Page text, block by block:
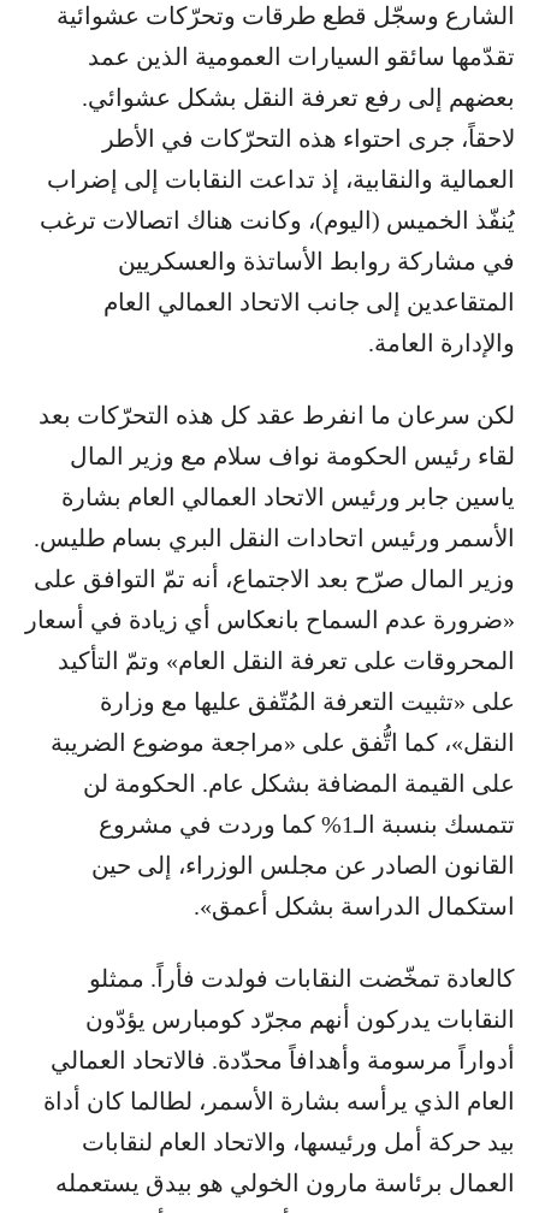
الشارع وسجّل قطع طرقات وتحرّكات عشوائية
تقدّمها سائقو السيارات العمومية الذين عمد
بعضهم إلى رفع تعرفة النقل بشكل عشوائي.
لاحقاً، جرى احتواء هذه التحرّكات في الأطر
العمالية والنقابية، إذ تداعت النقابات إلى إضراب
يُنفّذ الخميس (اليوم)، وكانت هناك اتصالات ترغب
في مشاركة روابط الأساتذة والعسكريين
المتقاعدين إلى جانب الاتحاد العمالي العام
والإدارة العامة.
لكن سرعان ما انفرط عقد كل هذه التحرّكات بعد
لقاء رئيس الحكومة نواف سلام مع وزير المال
ياسين جابر ورئيس الاتحاد العمالي العام بشارة
الأسمر ورئيس اتحادات النقل البري بسام طليس.
وزير المال صرّح بعد الاجتماع، أنه تمّ التوافق على
«ضرورة عدم السماح بانعكاس أي زيادة في أسعار
المحروقات على تعرفة النقل العام» وتمّ التأكيد
على «تثبيت التعرفة المُتّفق عليها مع وزارة
النقل»، كما اتُّفق على «مراجعة موضوع الضريبة
على القيمة المضافة بشكل عام. الحكومة لن
تتمسك بنسبة الـ1% كما وردت في مشروع
القانون الصادر عن مجلس الوزراء، إلى حين
استكمال الدراسة بشكل أعمق».
كالعادة تمخّضت النقابات فولدت فأراً. ممثلو
النقابات يدركون أنهم مجرّد كومبارس يؤدّون
أدواراً مرسومة وأهدافاً محدّدة. فالاتحاد العمالي
العام الذي يرأسه بشارة الأسمر، لطالما كان أداة
بيد حركة أمل ورئيسها، والاتحاد العام لنقابات
العمال برئاسة مارون الخولي هو بيدق يستعمله